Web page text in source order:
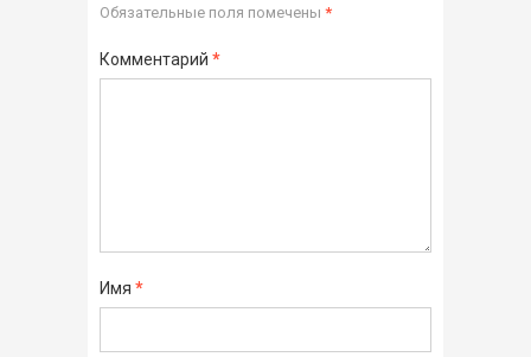
Обязательные поля помечены *
Комментарий *
Имя *